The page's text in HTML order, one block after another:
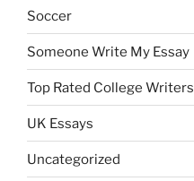
Soccer
Someone Write My Essay
Top Rated College Writers
UK Essays
Uncategorized